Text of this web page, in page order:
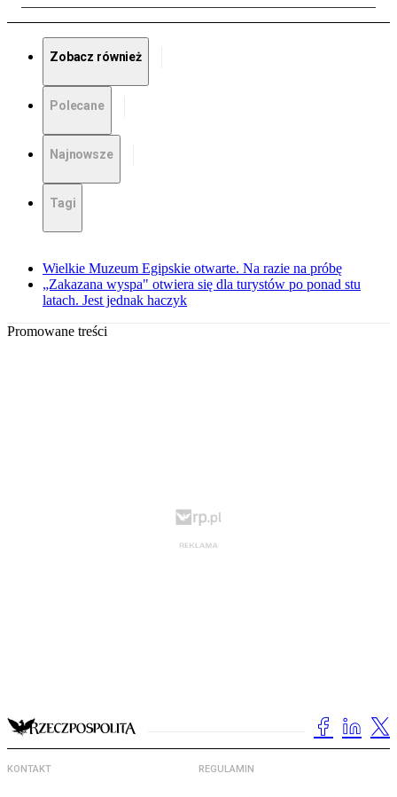
Zobacz również
Polecane
Najnowsze
Tagi
Wielkie Muzeum Egipskie otwarte. Na razie na próbę
„Zakazana wyspa" otwiera się dla turystów po ponad stu
latach. Jest jednak haczyk
Promowane treści
KONTAKT REGULAMIN